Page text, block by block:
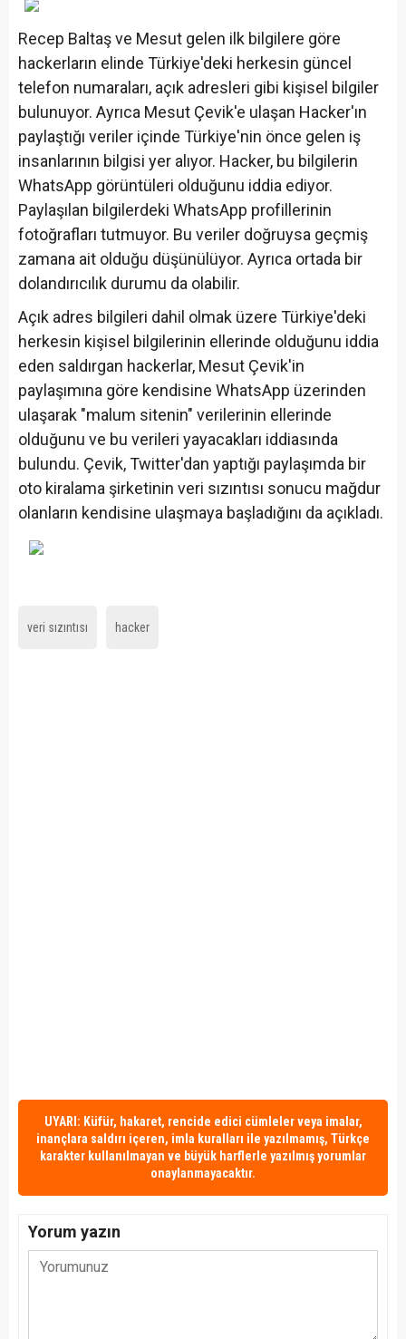
Recep Baltaş ve Mesut gelen ilk bilgilere göre
hackerların elinde Türkiye'deki herkesin güncel
telefon numaraları, açık adresleri gibi kişisel bilgiler
bulunuyor. Ayrıca Mesut Çevik'e ulaşan Hacker'ın
paylaştığı veriler içinde Türkiye'nin önce gelen iş
insanlarının bilgisi yer alıyor. Hacker, bu bilgilerin
WhatsApp görüntüleri olduğunu iddia ediyor.
Paylaşılan bilgilerdeki WhatsApp profillerinin
fotoğrafları tutmuyor. Bu veriler doğruysa geçmiş
zamana ait olduğu düşünülüyor. Ayrıca ortada bir
dolandırıcılık durumu da olabilir.
Açık adres bilgileri dahil olmak üzere Türkiye'deki
herkesin kişisel bilgilerinin ellerinde olduğunu iddia
eden saldırgan hackerlar, Mesut Çevik'in
paylaşımına göre kendisine WhatsApp üzerinden
ulaşarak "malum sitenin" verilerinin ellerinde
olduğunu ve bu verileri yayacakları iddiasında
bulundu. Çevik, Twitter'dan yaptığı paylaşımda bir
oto kiralama şirketinin veri sızıntısı sonucu mağdur
olanların kendisine ulaşmaya başladığını da açıkladı.
veri sızıntısı hacker
UYARI: Küfür, hakaret, rencide edici cümleler veya imalar,
inançlara saldırı içeren, imla kuralları ile yazılmamış, Türkçe
karakter kullanılmayan ve büyük harflerle yazılmış yorumlar
onaylanmayacaktır.
Yorum yazın